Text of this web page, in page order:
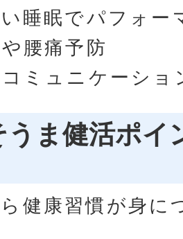
睡眠でパフォー
腰痛予防
ミュニケーショ
うま健活ポイ
健康習慣が身に